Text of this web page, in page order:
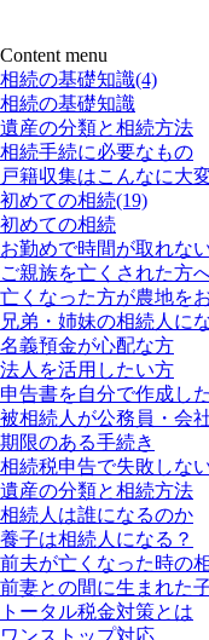
Content menu
相続の基礎知識(4)
相続の基礎知識
遺産の分類と相続方法
相続手続に必要なもの
戸籍収集はこんなに大変
初めての相続(19)
初めての相続
お勤めで時間が取れな
ご親族を亡くされた方
亡くなった方が農地を
兄弟・姉妹の相続人に
名義預金が心配な方
法人を活用したい方
申告書を自分で作成し
被相続人が公務員・会
期限のある手続き
相続税申告で失敗しな
遺産の分類と相続方法
相続人は誰になるのか
養子は相続人になる？
前夫が亡くなった時の
前妻との間に生まれた
トータル税金対策とは
ワンストップ対応